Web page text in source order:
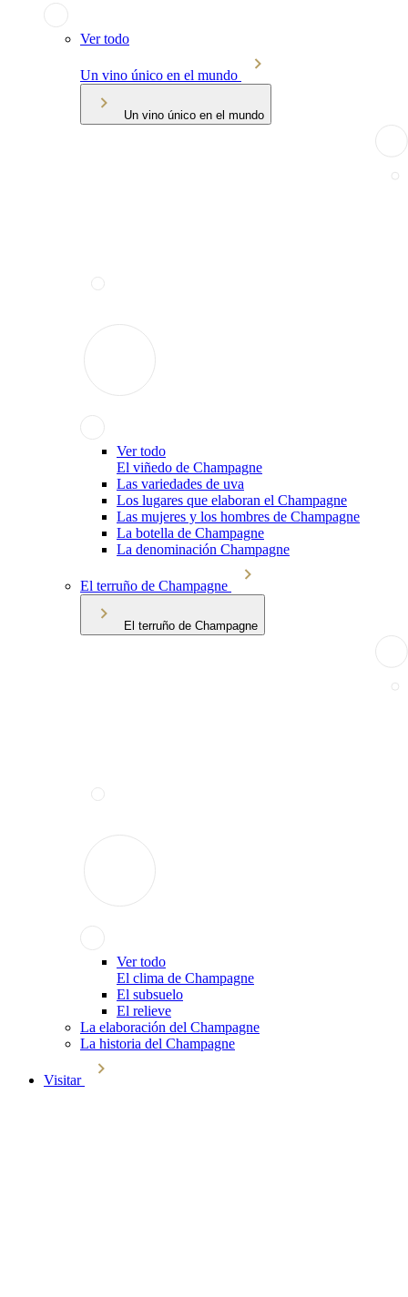
Ver todo
Un vino único en el mundo
Un vino único en el mundo
Ver todo
El viñedo de Champagne
Las variedades de uva
Los lugares que elaboran el Champagne
Las mujeres y los hombres de Champagne
La botella de Champagne
La denominación Champagne
El terruño de Champagne
El terruño de Champagne
Ver todo
El clima de Champagne
El subsuelo
El relieve
La elaboración del Champagne
La historia del Champagne
Visitar